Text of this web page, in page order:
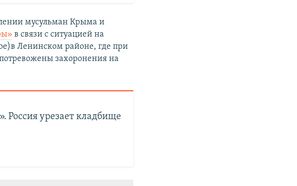
мусульман Крыма и
в связи с ситуацией на
Ленинском районе, где при
захоронения на
Россия урезает кладбище